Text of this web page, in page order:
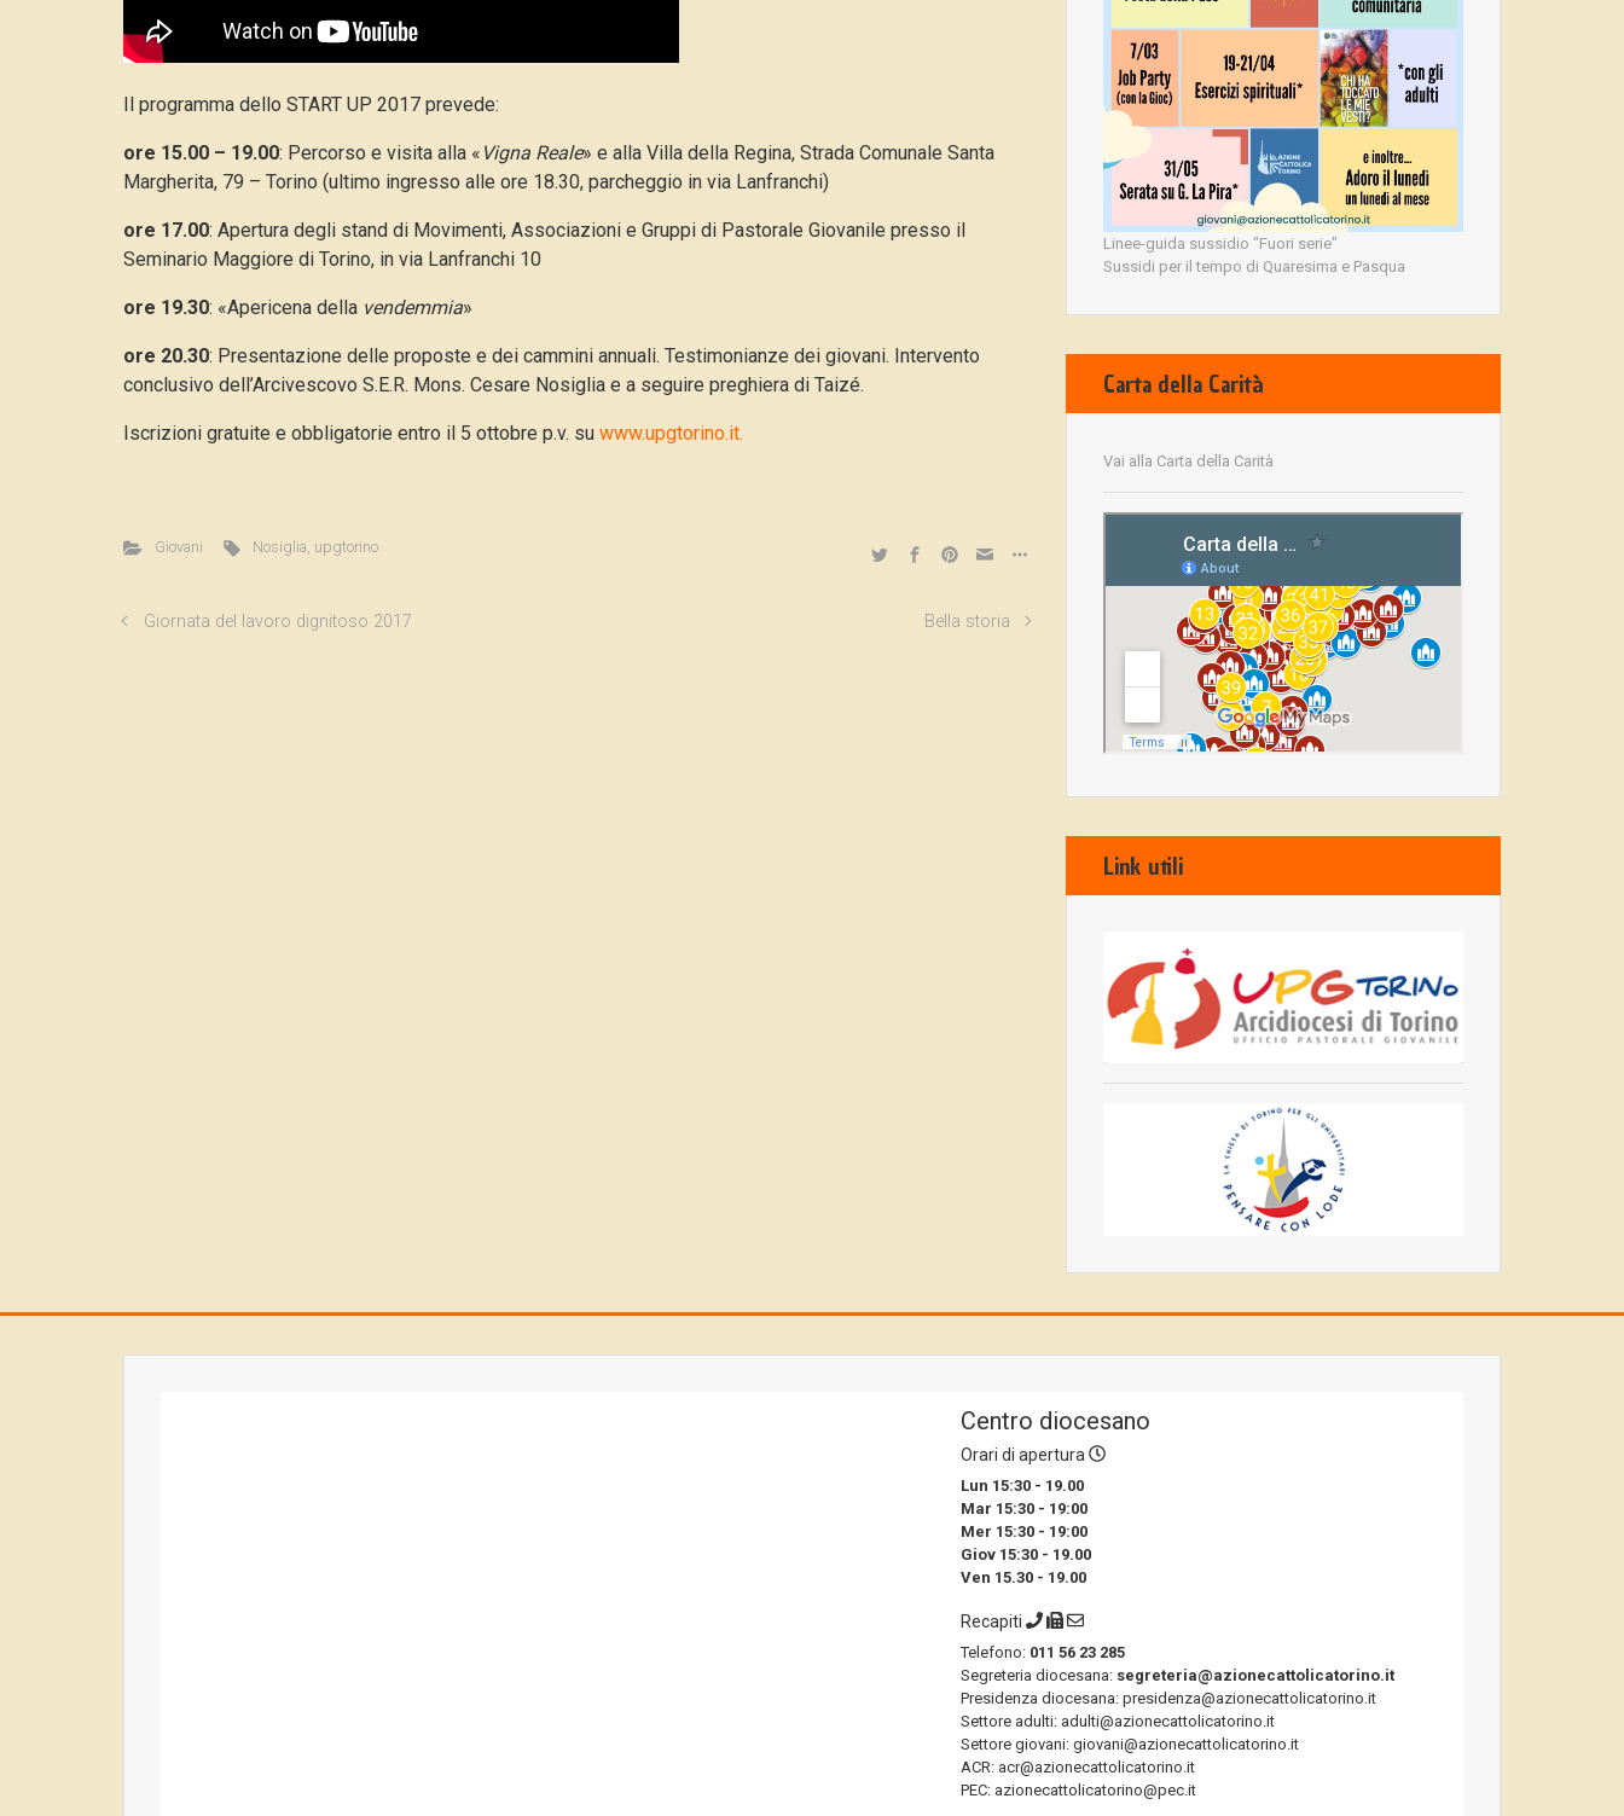
Il programma dello START UP 2017 prevede:
ore 15.00 – 19.00: Percorso e visita alla « Vigna Reale» e alla Villa della Regina, Strada Comunale Santa
Margherita, 79 – Torino (ultimo ingresso alle ore 18.30, parcheggio in via Lanfranchi)
ore 17.00: Apertura degli stand di Movimenti, Associazioni e Gruppi di Pastorale Giovanile presso il
Seminario Maggiore di Torino, in via Lanfranchi 10
ore 19.30: «Apericena della vendemmia»
ore 20.30: Presentazione delle proposte e dei cammini annuali. Testimonianze dei giovani. Intervento
conclusivo dell’Arcivescovo S.E.R. Mons. Cesare Nosiglia e a seguire preghiera di Taizé.
Iscrizioni gratuite e obbligatorie entro il 5 ottobre p.v. su www.upgtorino.it.
Giovani Nosiglia upgtorino
Giornata del lavoro dignitoso 2017 Bella storia
Linee-guida sussidio "Fuori serie"
Sussidi per il tempo di Quaresima e Pasqua
Carta della Carità
Vai alla Carta della Carità
Link utili
Centro diocesano
Orari di apertura
Lun 15:30 - 19.00
Mar 15:30 - 19:00
Mer 15:30 - 19:00
Giov 15:30 - 19.00
Ven 15.30 - 19.00
Recapiti
Telefono: 011 56 23 285
Segreteria diocesana: segreteria@azionecattolicatorino.it
Presidenza diocesana: presidenza@azionecattolicatorino.it
Settore adulti: adulti@azionecattolicatorino.it
Settore giovani: giovani@azionecattolicatorino.it
ACR: acr@azionecattolicatorino.it
PEC: azionecattolicatorino@pec.it